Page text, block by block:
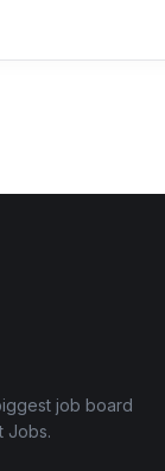
job board
Jobs.